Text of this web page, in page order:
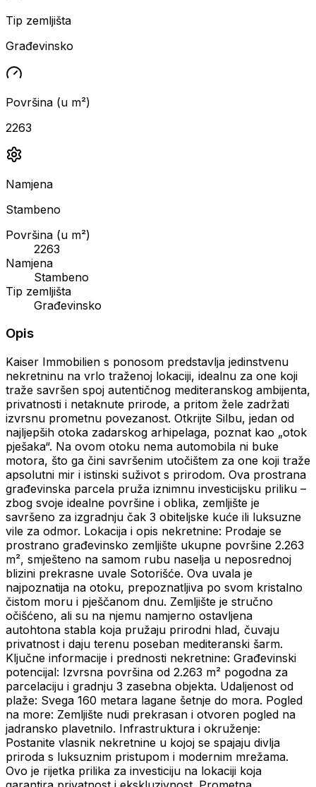
Tip zemljišta
Građevinsko
Površina (u m²)
2263
Namjena
Stambeno
Površina (u m²)
2263
Namjena
Stambeno
Tip zemljišta
Građevinsko
Opis
Kaiser Immobilien s ponosom predstavlja jedinstvenu
nekretninu na vrlo traženoj lokaciji, idealnu za one koji
traže savršen spoj autentičnog mediteranskog ambijenta,
privatnosti i netaknute prirode, a pritom žele zadržati
izvrsnu prometnu povezanost. Otkrijte Silbu, jedan od
najljepših otoka zadarskog arhipelaga, poznat kao „otok
pješaka“. Na ovom otoku nema automobila ni buke
motora, što ga čini savršenim utočištem za one koji traže
apsolutni mir i istinski suživot s prirodom. Ova prostrana
građevinska parcela pruža iznimnu investicijsku priliku –
zbog svoje idealne površine i oblika, zemljište je
savršeno za izgradnju čak 3 obiteljske kuće ili luksuzne
vile za odmor. Lokacija i opis nekretnine: Prodaje se
prostrano građevinsko zemljište ukupne površine 2.263
m², smješteno na samom rubu naselja u neposrednoj
blizini prekrasne uvale Sotorišće. Ova uvala je
najpoznatija na otoku, prepoznatljiva po svom kristalno
čistom moru i pješčanom dnu. Zemljište je stručno
očišćeno, ali su na njemu namjerno ostavljena
autohtona stabla koja pružaju prirodni hlad, čuvaju
privatnost i daju terenu poseban mediteranski šarm.
Ključne informacije i prednosti nekretnine: Građevinski
potencijal: Izvrsna površina od 2.263 m² pogodna za
parcelaciju i gradnju 3 zasebna objekta. Udaljenost od
plaže: Svega 160 metara lagane šetnje do mora. Pogled
na more: Zemljište nudi prekrasan i otvoren pogled na
jadransko plavetnilo. Infrastruktura i okruženje:
Postanite vlasnik nekretnine u kojoj se spajaju divlja
priroda s luksuznim pristupom i modernim mrežama.
Ovo je rijetka prilika za investiciju na lokaciji koja